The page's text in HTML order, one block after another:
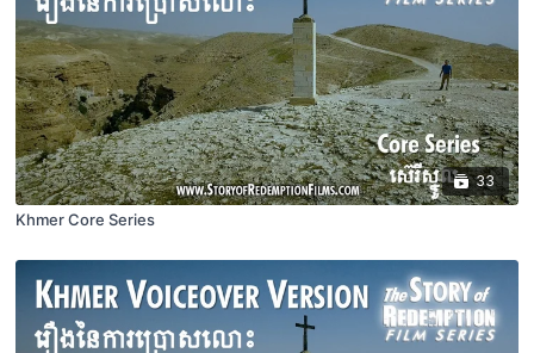
33
Khmer Core Series